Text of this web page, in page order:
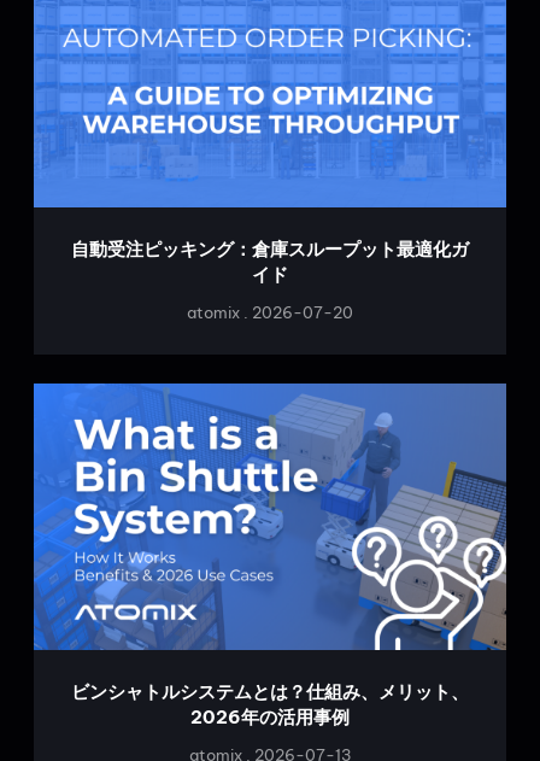
自動受注ピッキング：倉庫スループット最適化ガ
イド
atomix 2026-07-20
ビンシャトルシステムとは？仕組み、メリット、
2026年の活用事例
atomix 2026-07-13